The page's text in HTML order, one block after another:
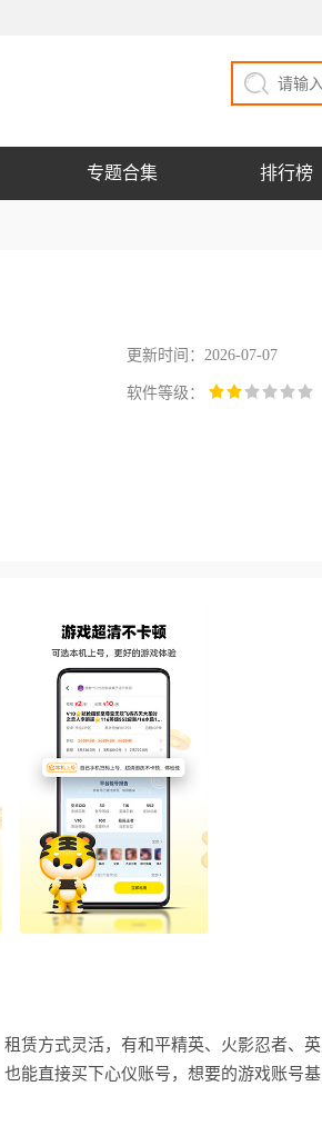
专题合集 排行榜
更新时间：2026-07-07
软件等级：
赁方式灵活，有和平精英、火影忍者、英
能直接买下心仪账号，想要的游戏账号基